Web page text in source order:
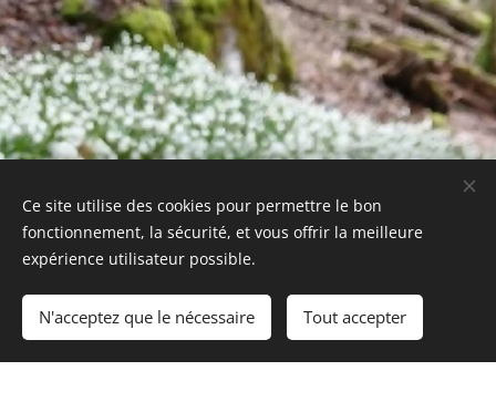
Ce site utilise des cookies pour permettre le bon
fonctionnement, la sécurité, et vous offrir la meilleure
expérience utilisateur possible.
N'acceptez que le nécessaire Tout accepter